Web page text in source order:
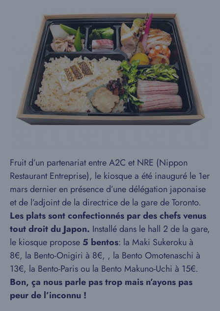
Fruit d’un partenariat entre A2C et NRE (Nippon
Restaurant Entreprise), le kiosque a été inauguré le 1er
mars dernier en présence d’une délégation japonaise
et de l’adjoint de la directrice de la gare de Toronto.
Les plats sont confectionnés par des chefs venus
tout droit du Japon. Installé dans le hall 2 de la gare,
le kiosque propose 5 bentos: la Maki Sukeroku à
8€, la Bento-Onigiri à 8€, , la Bento Omotenaschi à
13€, la Bento-Paris ou la Bento Makuno-Uchi à 15€.
Bon, ça nous parle pas trop mais n’ayons pas
peur de l’inconnu !